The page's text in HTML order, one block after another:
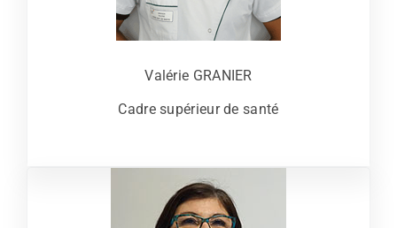
Valérie GRANIER
Cadre supérieur de santé